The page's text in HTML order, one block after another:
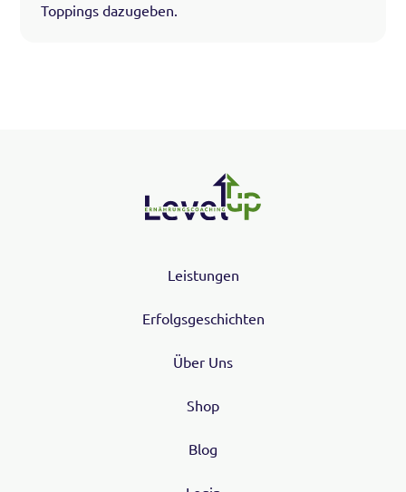
Toppings dazugeben.
Leistungen
Erfolgsgeschichten
Über Uns
Shop
Blog